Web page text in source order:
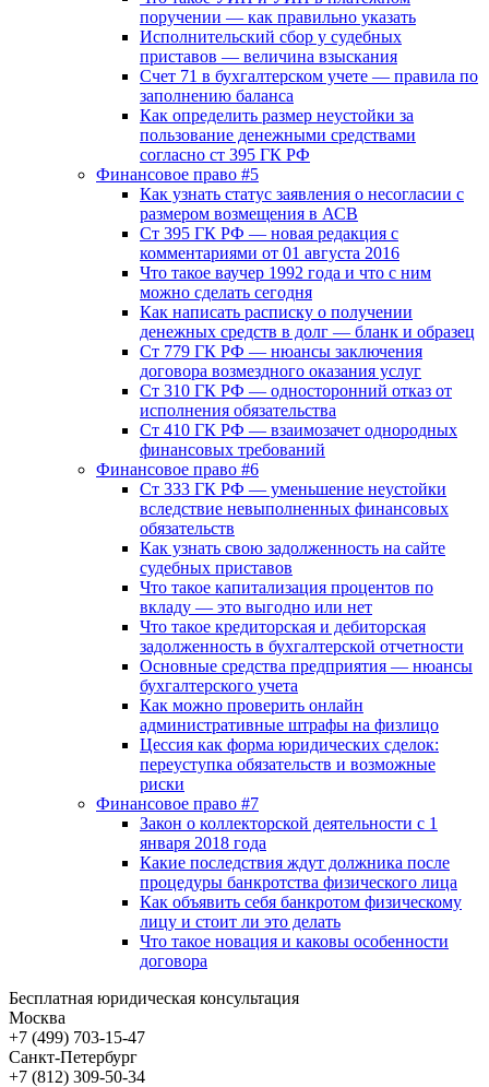
поручении — как правильно указать
Исполнительский сбор у судебных
приставов — величина взыскания
Счет 71 в бухгалтерском учете — правила по
заполнению баланса
Как определить размер неустойки за
пользование денежными средствами
согласно ст 395 ГК РФ
Финансовое право #5
Как узнать статус заявления о несогласии с
размером возмещения в АСВ
Ст 395 ГК РФ — новая редакция с
комментариями от 01 августа 2016
Что такое ваучер 1992 года и что с ним
можно сделать сегодня
Как написать расписку о получении
денежных средств в долг — бланк и образец
Ст 779 ГК РФ — нюансы заключения
договора возмездного оказания услуг
Ст 310 ГК РФ — односторонний отказ от
исполнения обязательства
Ст 410 ГК РФ — взаимозачет однородных
финансовых требований
Финансовое право #6
Ст 333 ГК РФ — уменьшение неустойки
вследствие невыполненных финансовых
обязательств
Как узнать свою задолженность на сайте
судебных приставов
Что такое капитализация процентов по
вкладу — это выгодно или нет
Что такое кредиторская и дебиторская
задолженность в бухгалтерской отчетности
Основные средства предприятия — нюансы
бухгалтерского учета
Как можно проверить онлайн
административные штрафы на физлицо
Цессия как форма юридических сделок:
переуступка обязательств и возможные
риски
Финансовое право #7
Закон о коллекторской деятельности с 1
января 2018 года
Какие последствия ждут должника после
процедуры банкротства физического лица
Как объявить себя банкротом физическому
лицу и стоит ли это делать
Что такое новация и каковы особенности
договора
Бесплатная юридическая консультация
Москва
+7 (499) 703-15-47
Санкт-Петербург
+7 (812) 309-50-34